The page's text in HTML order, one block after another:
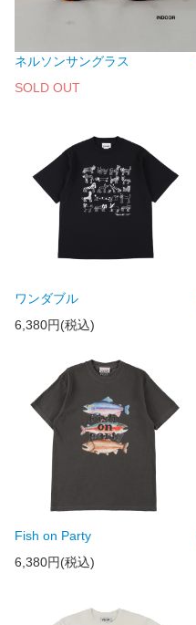
ネルソンサングラス
SOLD OUT
ワンダブル
6,380円(税込)
Fish on Party
6,380円(税込)